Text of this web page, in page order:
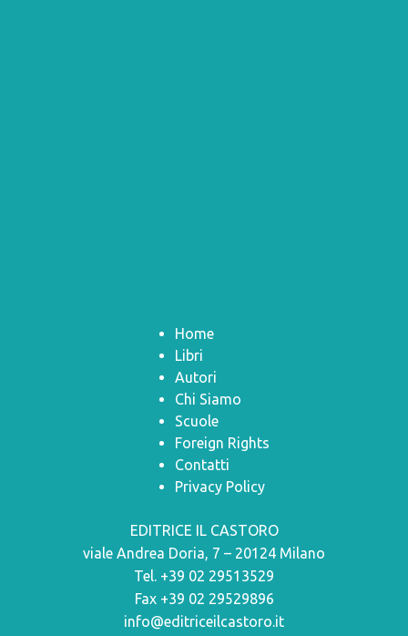
Home
Libri
Autori
Chi Siamo
Scuole
Foreign Rights
Contatti
Privacy Policy
EDITRICE IL CASTORO
viale Andrea Doria, 7 – 20124 Milano
Tel. +39 02 29513529
Fax +39 02 29529896
info@editriceilcastoro.it